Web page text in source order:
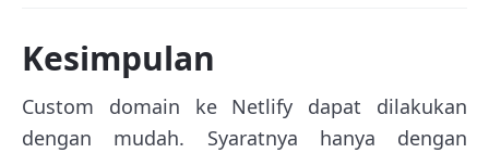
Kesimpulan
Custom domain ke Netlify dapat dilakukan
dengan mudah. Syaratnya hanya dengan